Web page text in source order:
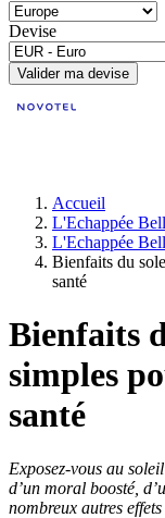
Devise
Valider ma devise
Accueil
L'Echappée
L'Echappée
Bienfaits du
santé
Bienfaits
simples
santé
Exposez-vous au
d’un moral boosté,
nombreux autres